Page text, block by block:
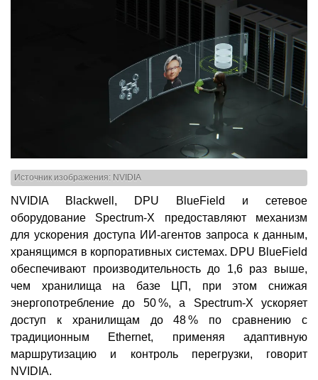
Источник изображения: NVIDIA
NVIDIA Blackwell, DPU BlueField и сетевое
оборудование Spectrum-X предоставляют механизм
для ускорения доступа ИИ-агентов запроса к данным,
хранящимся в корпоративных системах. DPU BlueField
обеспечивают производительность до 1,6 раз выше,
чем хранилища на базе ЦП, при этом снижая
энергопотребление до 50 %, а Spectrum-X ускоряет
доступ к хранилищам до 48 % по сравнению с
традиционным Ethernet, применяя адаптивную
маршрутизацию и контроль перегрузки, говорит
NVIDIA.